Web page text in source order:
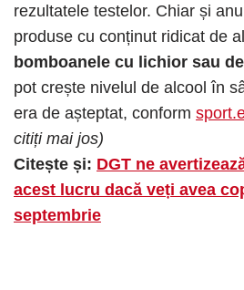
rezultatele testelor. Chiar și
produse cu conținut ridicat de
bomboanele cu lichior sau
pot crește nivelul de alcool în
era de așteptat, conform
citiți mai jos)
Citește și: DGT ne
acest lucru dacă veți avea
septembrie